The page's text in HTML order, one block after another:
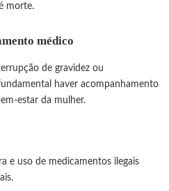
morte.
médico
de gravidez ou
haver acompanhamento
estar da mulher.
e uso de medicamentos ilegais